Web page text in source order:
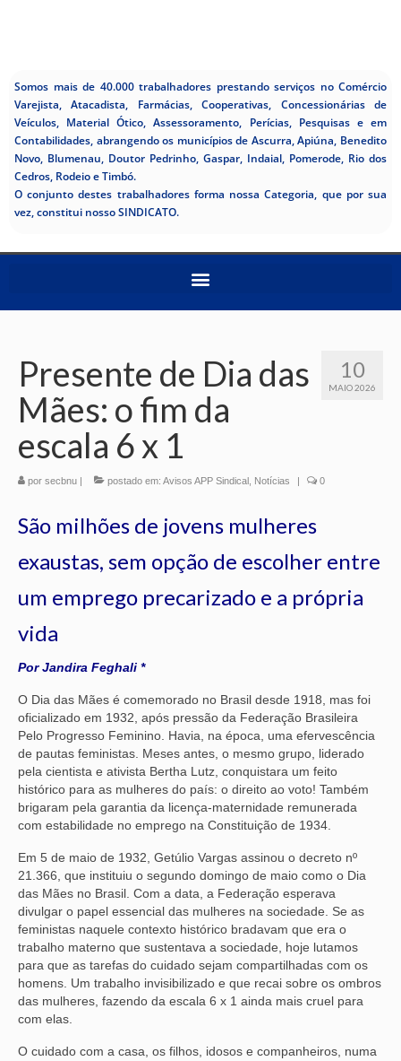
Somos mais de 40.000 trabalhadores prestando serviços no Comércio
Varejista, Atacadista, Farmácias, Cooperativas, Concessionárias de
Veículos, Material Ótico, Assessoramento, Perícias, Pesquisas e em
Contabilidades, abrangendo os municípios de Ascurra, Apiúna, Benedito
Novo, Blumenau, Doutor Pedrinho, Gaspar, Indaial, Pomerode, Rio dos
Cedros, Rodeio e Timbó.
O conjunto destes trabalhadores forma nossa Categoria, que por sua
vez, constitui nosso SINDICATO.
10
MAIO 2026
Presente de Dia das
Mães: o fim da
escala 6 x 1
por secbnu postado em: Avisos APP Sindical Notícias 0
São milhões de jovens mulheres
exaustas, sem opção de escolher entre
um emprego precarizado e a própria
vida
Por Jandira Feghali *
O Dia das Mães é comemorado no Brasil desde 1918, mas foi
oficializado em 1932, após pressão da Federação Brasileira
Pelo Progresso Feminino. Havia, na época, uma efervescência
de pautas feministas. Meses antes, o mesmo grupo, liderado
pela cientista e ativista Bertha Lutz, conquistara um feito
histórico para as mulheres do país: o direito ao voto! Também
brigaram pela garantia da licença-maternidade remunerada
com estabilidade no emprego na Constituição de 1934.
Em 5 de maio de 1932, Getúlio Vargas assinou o decreto nº
21.366, que instituiu o segundo domingo de maio como o Dia
das Mães no Brasil. Com a data, a Federação esperava
divulgar o papel essencial das mulheres na sociedade. Se as
feministas naquele contexto histórico bradavam que era o
trabalho materno que sustentava a sociedade, hoje lutamos
para que as tarefas do cuidado sejam compartilhadas com os
homens. Um trabalho invisibilizado e que recai sobre os ombros
das mulheres, fazendo da escala 6 x 1 ainda mais cruel para
com elas.
O cuidado com a casa, os filhos, idosos e companheiros, numa